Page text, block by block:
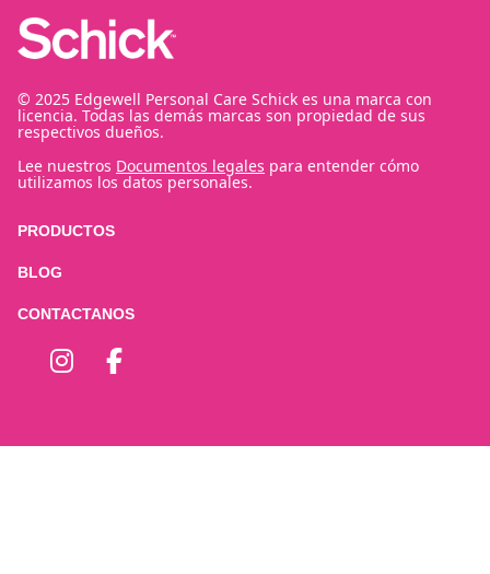
© 2025 Edgewell Personal Care Schick es una marca con
licencia. Todas las demás marcas son propiedad de sus
respectivos dueños.
Lee nuestros Documentos legales para entender cómo
utilizamos los datos personales.
PRODUCTOS
BLOG
CONTACTANOS